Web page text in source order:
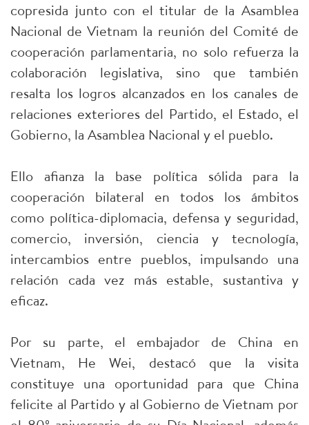
copresida junto con el titular de la Asamblea
Nacional de Vietnam la reunión del Comité de
cooperación parlamentaria, no solo refuerza la
colaboración legislativa, sino que también
resalta los logros alcanzados en los canales de
relaciones exteriores del Partido, el Estado, el
Gobierno, la Asamblea Nacional y el pueblo.
Ello afianza la base política sólida para la
cooperación bilateral en todos los ámbitos
como política-diplomacia, defensa y seguridad,
comercio, inversión, ciencia y tecnología,
intercambios entre pueblos, impulsando una
relación cada vez más estable, sustantiva y
eficaz.
Por su parte, el embajador de China en
Vietnam, He Wei, destacó que la visita
constituye una oportunidad para que China
felicite al Partido y al Gobierno de Vietnam por